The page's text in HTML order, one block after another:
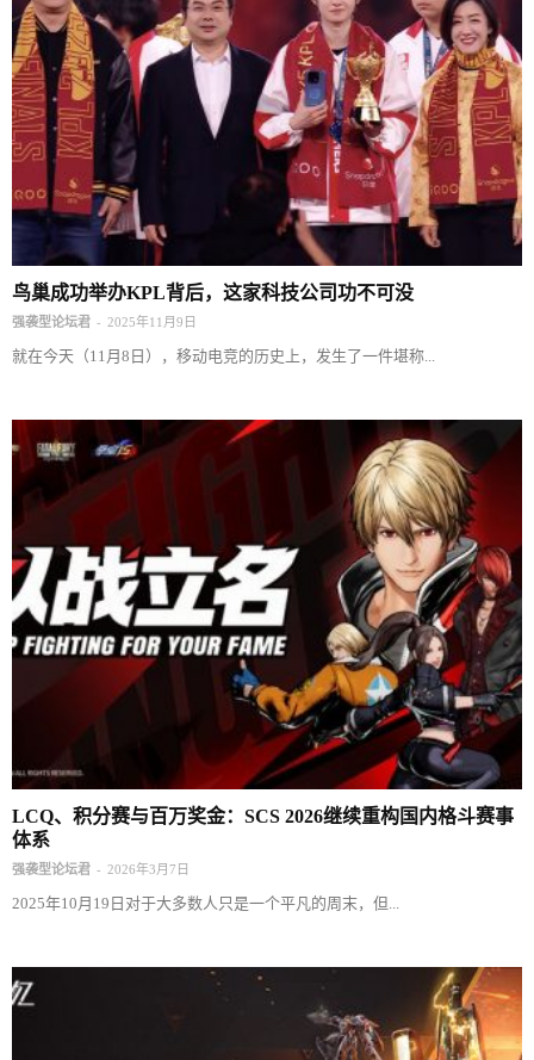
鸟巢成功举办KPL背后，这家科技公司功不可没
强袭型论坛君 - 2025年11月9日
就在今天（11月8日），移动电竞的历史上，发生了一件堪称...
LCQ、积分赛与百万奖金：SCS 2026继续重构国内格斗赛事
体系
强袭型论坛君 - 2026年3月7日
2025年10月19日对于大多数人只是一个平凡的周末，但...